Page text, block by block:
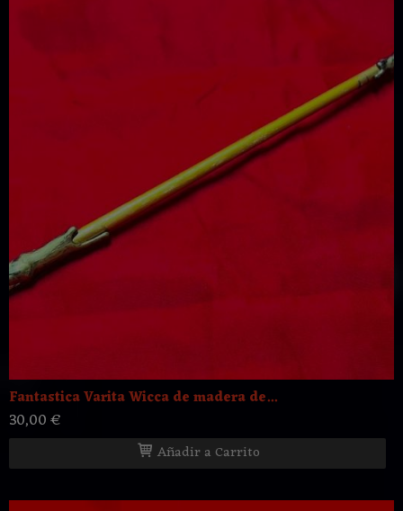
Fantastica Varita Wicca de madera de...
30,00 €
Añadir a Carrito